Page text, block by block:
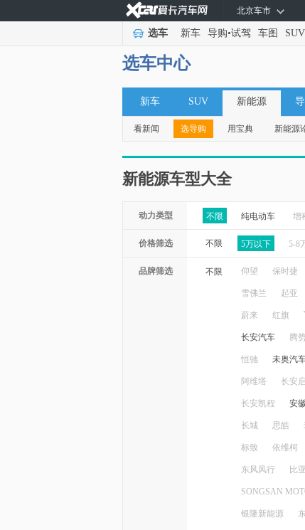
北京车市
选车 新车 导购•试驾 车图 SUV
选车中心
新车 SUV 新能源
看新闻 选导购 用宝典 新能源
新能源车型大全
动力类型 不限 纯电动车 增
价格筛选 不限 5万以下 5-8
品牌筛选 不限 仰望 保时捷
雪佛兰 起亚
蔚来 红旗
长安汽车 腾
恒驰 未奥汽
阿维塔 长安
长安凯程 安
长城 思皓
标致 依维柯
东风风行 比
SONGSAN
银隆新能源